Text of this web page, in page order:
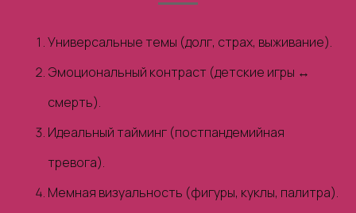
Универсальные темы (долг, страх, выживание).
Эмоциональный контраст (детские игры ↔
смерть).
Идеальный тайминг (постпандемийная
тревога).
Мемная визуальность (фигуры, куклы, палитра).